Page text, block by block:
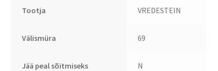
Tootja VREDESTEIN
Välismüra 69
Jää peal sõitmiseks N